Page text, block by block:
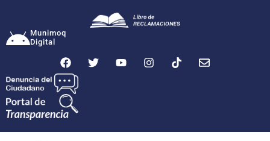
Munimoq
Digital